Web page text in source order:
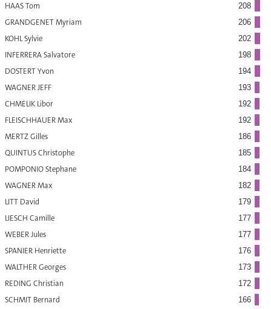
HAAS Tom 208
GRANDGENET Myriam 206
KOHL Sylvie 202
INFERRERA Salvatore 198
DOSTERT Yvon 194
WAGNER JEFF 193
CHMELIK Libor 192
FLEISCHHAUER Max 192
MERTZ Gilles 186
QUINTUS Christophe 185
POMPONIO Stephane 184
WAGNER Max 182
LITT David 179
LIESCH Camille 177
WEBER Jules 177
SPANIER Henriette 176
WALTHER Georges 173
REDING Christian 172
SCHMIT Bernard 166